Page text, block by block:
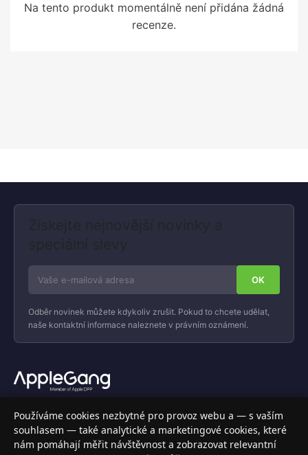
Na tento produkt momentálně není přidána žádná
recenze.
Získejte nejnovější novinky a
speciální slevy
Odběr novinek můžete kdykoliv zrušit. Pokud to chcete udělat,
naše kontaktní informace naleznete v právním oznámení.
Váš specializovaný obchod s Apple produkty, příslušenstvím a
elektronikou. Nakupujte bezpečně a s jistotou.
Používáme cookies nezbytné pro provoz webu a — s vaším
souhlasem — také analytické a marketingové cookies, které
nám pomáhají měřit návštěvnost a zobrazovat relevantní